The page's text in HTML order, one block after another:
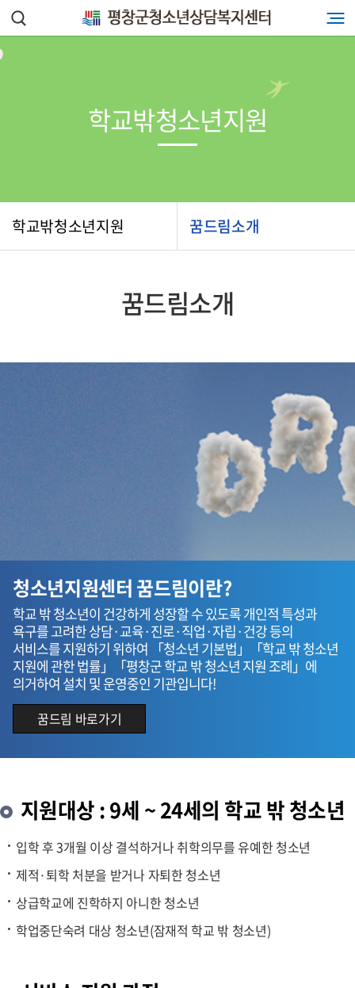
학교밖청소년지원 꿈드림소개
학교밖청소년지원
꿈드림소개
청소년지원센터 꿈드림이란?
학교 밖 청소년이 건강하게 성장할 수 있도록 개인적 특성과
욕구를 고려한 상담·교육·진로·직업·자립·건강 등의
서비스를 지원하기 위하여 「청소년 기본법」「학교 밖 청소년
지원에 관한 법률」「평창군 학교 밖 청소년 지원 조례」에
의거하여 설치 및 운영중인 기관입니다!
꿈드림 바로가기
지원대상 : 9세 ~ 24세의 학교 밖 청소년
입학 후 3개월 이상 결석하거나 취학의무를 유예한 청소년
제적·퇴학 처분을 받거나 자퇴한 청소년
상급학교에 진학하지 아니한 청소년
학업중단숙려 대상 청소년(잠재적 학교 밖 청소년)